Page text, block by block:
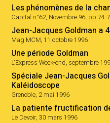
Les phénomènes de la
Capital n°62, Novembre 96, pp 74-
Jean-Jacques Goldman a
Mag MCM, 11 octobre 1996
Une période Goldman
L'Express Week-end, septembre
Spéciale Jean-Jacques
Kaléidoscope
Grenoble, 2 mai 1996
La patiente fructification
Le Devoir, 30 mars 1996